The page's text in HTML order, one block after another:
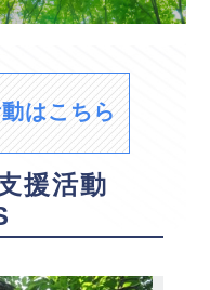
はこちら
援活動